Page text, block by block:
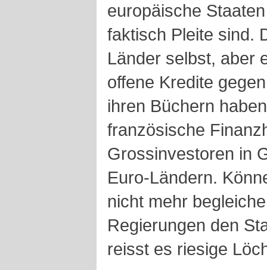
europäische
faktisch Pleite sind.
Länder selbst, aber
offene Kredite
ihren Büchern
französische
Grossinvestoren in
Euro-Ländern.
nicht mehr
Regierungen den
reisst es riesige